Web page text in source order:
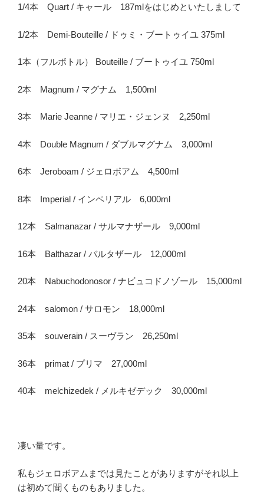
1/4本 Quart / キャール 187mlをはじめといたしまして
1/2本 Demi-Bouteille / ドゥミ・ブートゥイユ 375ml
1本（フルボトル） Bouteille / ブートゥイユ 750ml
2本 Magnum / マグナム 1,500ml
3本 Marie Jeanne / マリエ・ジェンヌ 2,250ml
4本 Double Magnum / ダブルマグナム 3,000ml
6本 Jeroboam / ジェロボアム 4,500ml
8本 Imperial / インペリアル 6,000ml
12本 Salmanazar / サルマナザール 9,000ml
16本 Balthazar / バルタザール 12,000ml
20本 Nabuchodonosor / ナビュコドノゾール 15,000ml
24本 salomon / サロモン 18,000ml
35本 souverain / スーヴラン 26,250ml
36本 primat / プリマ 27,000ml
40本 melchizedek / メルキゼデック 30,000ml
凄い量です。
私もジェロボアムまでは見たことがありますがそれ以上
は初めて聞くものもありました。